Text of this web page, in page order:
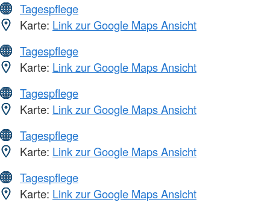
Tagespflege
Karte: Link zur Google Maps Ansicht
Tagespflege
Karte: Link zur Google Maps Ansicht
Tagespflege
Karte: Link zur Google Maps Ansicht
Tagespflege
Karte: Link zur Google Maps Ansicht
Tagespflege
Karte: Link zur Google Maps Ansicht